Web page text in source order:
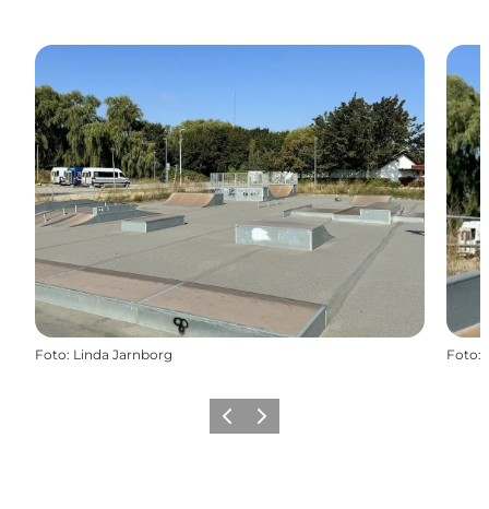
Foto: Linda Jarnborg Foto:
ZurückWeiter